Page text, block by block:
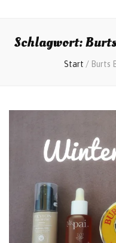
Schlagwort:
Start / Burts